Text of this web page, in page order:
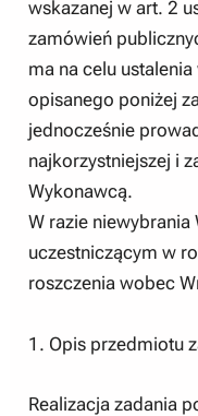
wskazanej w art. 2
zamówień
ma na celu
opisanego poniżej
jednocześnie
najkorzystniejszej i
Wykonawcą.
W razie
uczestniczącym w
roszczenia wobec
1. Opis przedmiotu
Realizacja zadania